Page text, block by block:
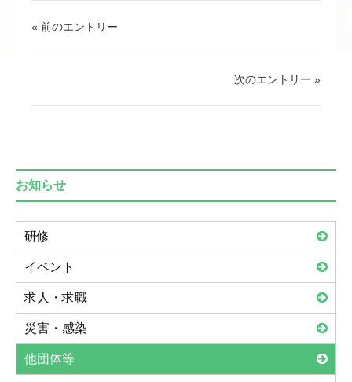
« 前のエントリー
次のエントリー »
お知らせ
研修
イベント
求人・求職
災害・感染
他団体等